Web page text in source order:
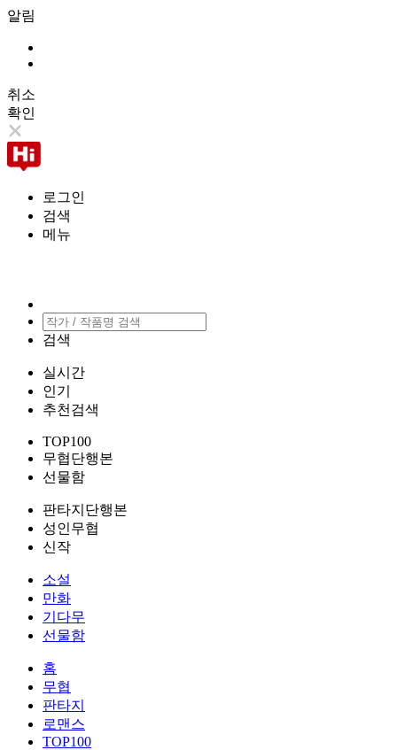
알림
취소
확인
로그인
검색
메뉴
검색
실시간
인기
추천검색
TOP100
무협단행본
선물함
판타지단행본
성인무협
신작
소설
만화
기다무
선물함
홈
무협
판타지
로맨스
TOP100